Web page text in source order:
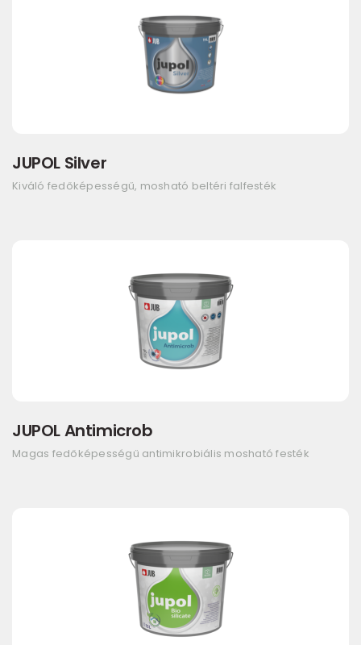
JUPOL Silver
Kiváló fedőképességű, mosható beltéri falfesték
JUPOL Antimicrob
Magas fedőképességű antimikrobiális mosható festék